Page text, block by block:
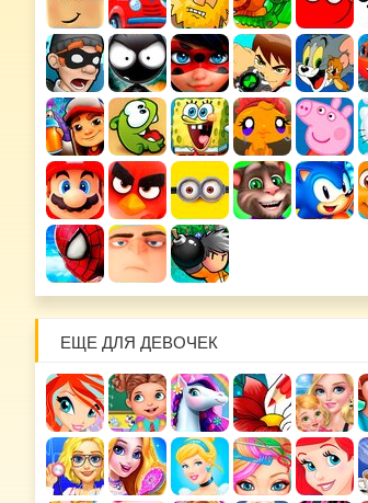
ЕЩЕ ДЛЯ ДЕВОЧЕК